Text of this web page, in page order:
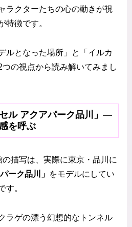
ラクターたちの心の動きが視
特徴です。
ルとなった場所」と「イルカ
の視点から読み解いてみまし
ル アクアパーク品川」—
を呼ぶ
描写は、実際に東京・品川に
ーク品川」 をモデルにしてい
す。
ラゲの漂う幻想的なトンネル